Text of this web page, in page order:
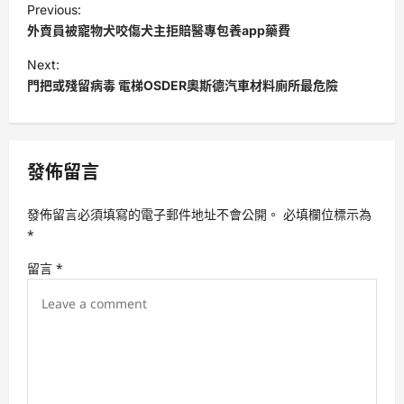
o
s
t
v
g
t
Previous:
外賣員被寵物犬咬傷犬主拒賠醫專包養app藥費
Next:
門把或殘留病毒 電梯OSDER奧斯德汽車材料廁所最危險
發佈留言
發佈留言必須填寫的電子郵件地址不會公開。 必填欄位標示為
*
留言 *